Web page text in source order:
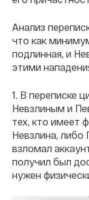
Анализ
что как
подлинная, и
этими
1. В переписке
Невзлиным и
тех, кто имеет
Невзлина, либо
взломал
получил был
нужен